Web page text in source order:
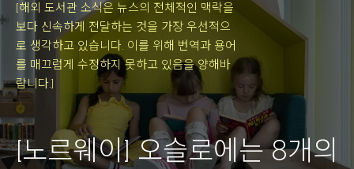
[해외 도서관 소식은 뉴스의 전체적인 맥락을
보다 신속하게 전달하는 것을 가장 우선적으
로 생각하고 있습니다. 이를 위해 번역과 용어
를 매끄럽게 수정하지 못하고 있음을 양해바
랍니다.]
[노르웨이] 오슬로에는 8개의